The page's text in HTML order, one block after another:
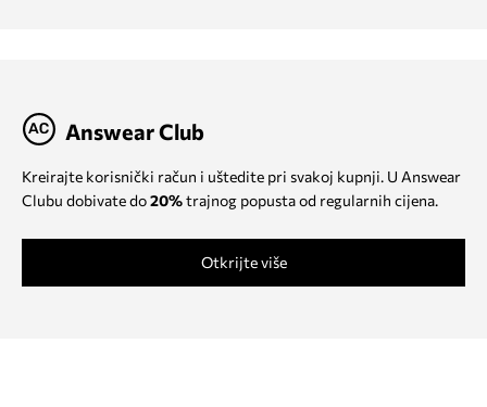
Answear Club
Kreirajte korisnički račun i uštedite pri svakoj kupnji. U Answear
Clubu dobivate do20%trajnog popusta od regularnih cijena.
Otkrijte više